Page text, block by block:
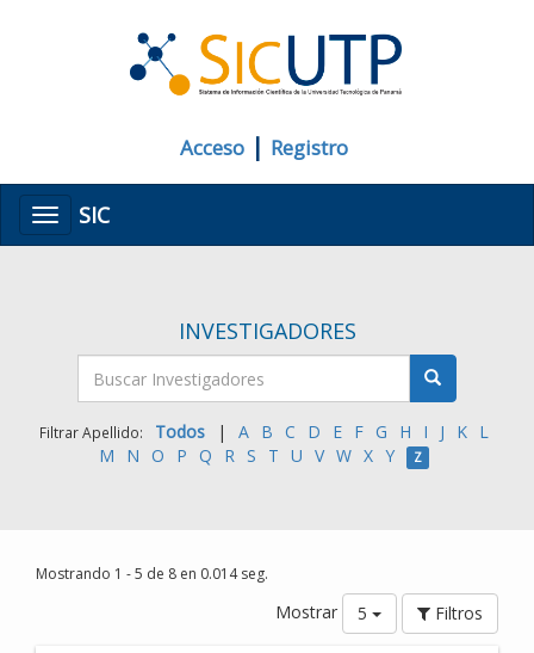
Acceso | Registro
MenúSIC
INVESTIGADORES
Filtrar Apellido: Todos | A B C D E F G H I J K L
M
N O P Q R S T U V W X Y Z
Mostrando 1 - 5 de 8 en 0.014 seg.
Mostrar 5 Filtros